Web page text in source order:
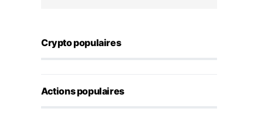
Crypto populaires
Actions populaires